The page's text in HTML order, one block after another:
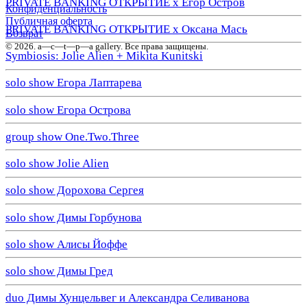
PRIVATE BANKING ОТКРЫТИЕ х Оксана Мась
Symbiosis: Jolie Alien + Mikita Kunitski
solo show Егора Лаптарева
solo show Егора Острова
group show One.Two.Three
solo show Jolie Alien
solo show Дорохова Сергея
solo show Димы Горбунова
solo show Алисы Йоффе
solo show Димы Гред
duo Димы Хунцельвег и Александра Селиванова
Конфиденциальность
Публичная оферта
Возврат
© 2026. a—с—t—р—a gallery. Все права защищены.